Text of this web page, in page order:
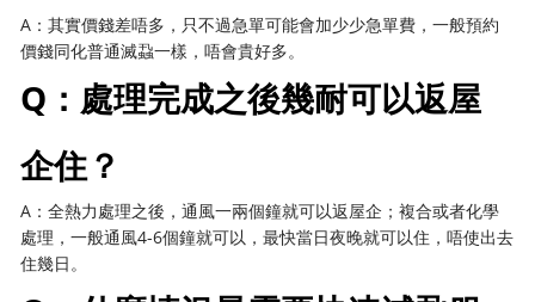
A：其實價錢差唔多，只不過急單可能會加少少急單費，一般預約
價錢同化普通滅蝨一樣，唔會貴好多。
Q：處理完成之後幾耐可以返屋
企住？
A：全熱力處理之後，通風一兩個鐘就可以返屋企；複合或者化學
處理，一般通風4-6個鐘就可以，最快當日夜晚就可以住，唔使出去
住幾日。